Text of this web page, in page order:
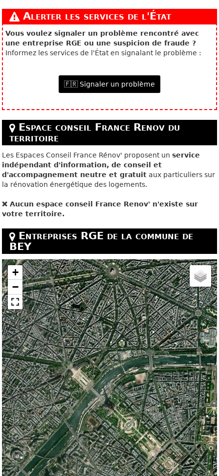
Alerter les services de l'État
Vous voulez signaler un problème rencontré avec
une entreprise RGE ou une suspicion de fraude ?
Informez les services de l'État en signalant le problème :
🇫🇷 Signaler un problème
Espace conseil France Renov du
territoire
Les Espaces Conseil France Rénov' proposent unservice
indépendant d'information, de conseil et
d'accompagnement neutre et gratuit aux particuliers sur
la rénovation énergétique des logements.
❌ Aucun espace conseil France Renov' n'existe sur
votre territoire.
Entreprises RGE de la commune de
BEY
+
−